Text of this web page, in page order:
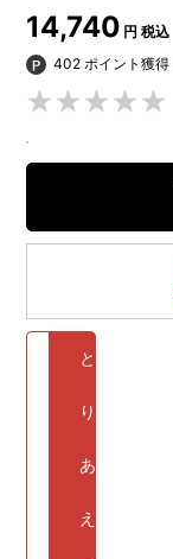
14,740 円 税込
402 ポイント獲得
と
り
あ
え